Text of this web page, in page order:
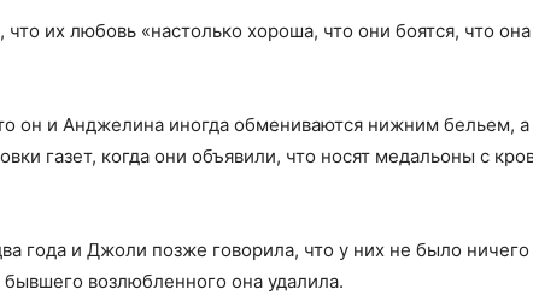
их любовь «настолько хороша, что они боятся, что
он и Анджелина иногда обмениваются нижним бельем, а
газет, когда они объявили, что носят медальоны с
года и Джоли позже говорила, что у них не было ничего
возлюбленного она удалила.